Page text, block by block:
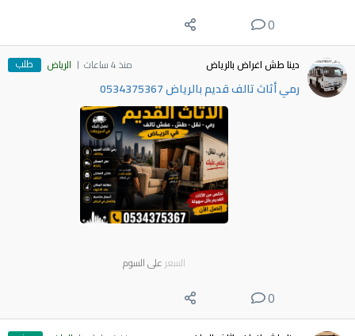
0
دينا طش اغراض بالرياض منذ 4 ساعات الرياض طلب
رمي أثاث تالف قديم بالرياض 0534375367
السعر على السوم
0